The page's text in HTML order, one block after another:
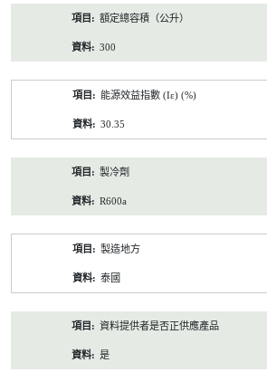
額定總容積（公升）
300
能源效益指數 (Iε) (%)
30.35
製冷劑
R600a
製造地方
泰國
資料提供者是否正供應產品
是